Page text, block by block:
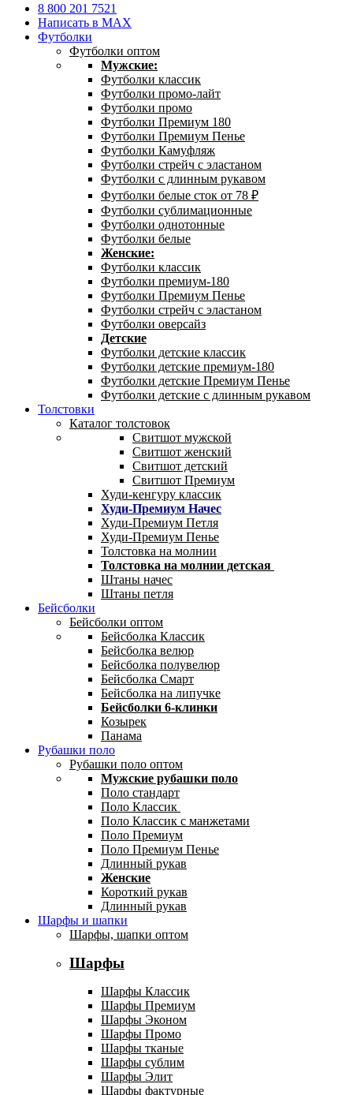
8 800 201 7521
Написать в MAX
Футболки
Футболки оптом
Мужские:
Футболки классик
Футболки промо-лайт
Футболки промо
Футболки Премиум 180
Футболки Премиум Пенье
Футболки Камуфляж
Футболки стрейч с эластаном
Футболки с длинным рукавом
Футболки белые сток от 78 ₽
Футболки сублимационные
Футболки однотонные
Футболки белые
Женские:
Футболки классик
Футболки премиум-180
Футболки Премиум Пенье
Футболки стрейч с эластаном
Футболки оверсайз
Детские
Футболки детские классик
Футболки детские премиум-180
Футболки детские Премиум Пенье
Футболки детские с длинным рукавом
Толстовки
Каталог толстовок
Свитшот мужской
Свитшот женский
Свитшот детский
Свитшот Премиум
Худи-кенгуру классик
Худи-Премиум Начес
Худи-Премиум Петля
Худи-Премиум Пенье
Толстовка на молнии
Толстовка на молнии детская
Штаны начес
Штаны петля
Бейсболки
Бейсболки оптом
Бейсболка Классик
Бейсболка велюр
Бейсболка полувелюр
Бейсболка Смарт
Бейсболка на липучке
Бейсболки 6-клинки
Козырек
Панама
Рубашки поло
Рубашки поло оптом
Мужские рубашки поло
Поло стандарт
Поло Классик
Поло Классик с манжетами
Поло Премиум
Поло Премиум Пенье
Длинный рукав
Женские
Короткий рукав
Длинный рукав
Шарфы и шапки
Шарфы, шапки оптом
Шарфы
Шарфы Классик
Шарфы Премиум
Шарфы Эконом
Шарфы Промо
Шарфы тканые
Шарфы сублим
Шарфы Элит
Шарфы фактурные